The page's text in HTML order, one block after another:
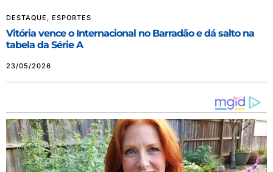
DESTAQUE , ESPORTES
Vitória vence o Internacional no Barradão e dá salto na
tabela da Série A
23/05/2026